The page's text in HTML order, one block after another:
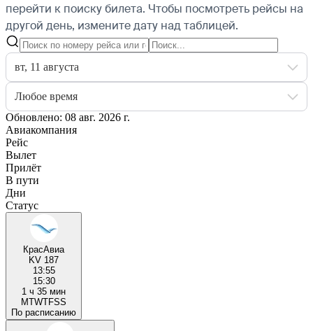
перейти к поиску билета. Чтобы посмотреть рейсы на
другой день, измените дату над таблицей.
вт, 11 августа
Любое время
Обновлено: 08 авг. 2026 г.
Авиакомпания
Рейс
Вылет
Прилёт
В пути
Дни
Статус
КрасАвиа
KV 187
13:55
15:30
1 ч 35 мин
MTWTFSS
По расписанию